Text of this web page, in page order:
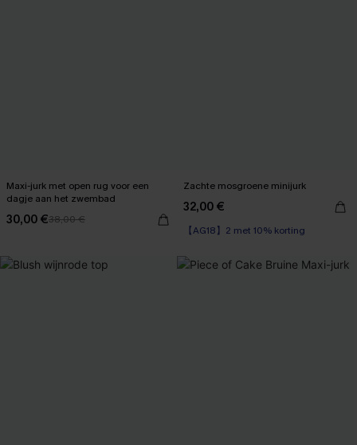
Maxi-jurk met open rug voor een
dagje aan het zwembad
30,00 €38,00 €
Zachte mosgroene minijurk
32,00 €
【AG18】2 met 10% korting